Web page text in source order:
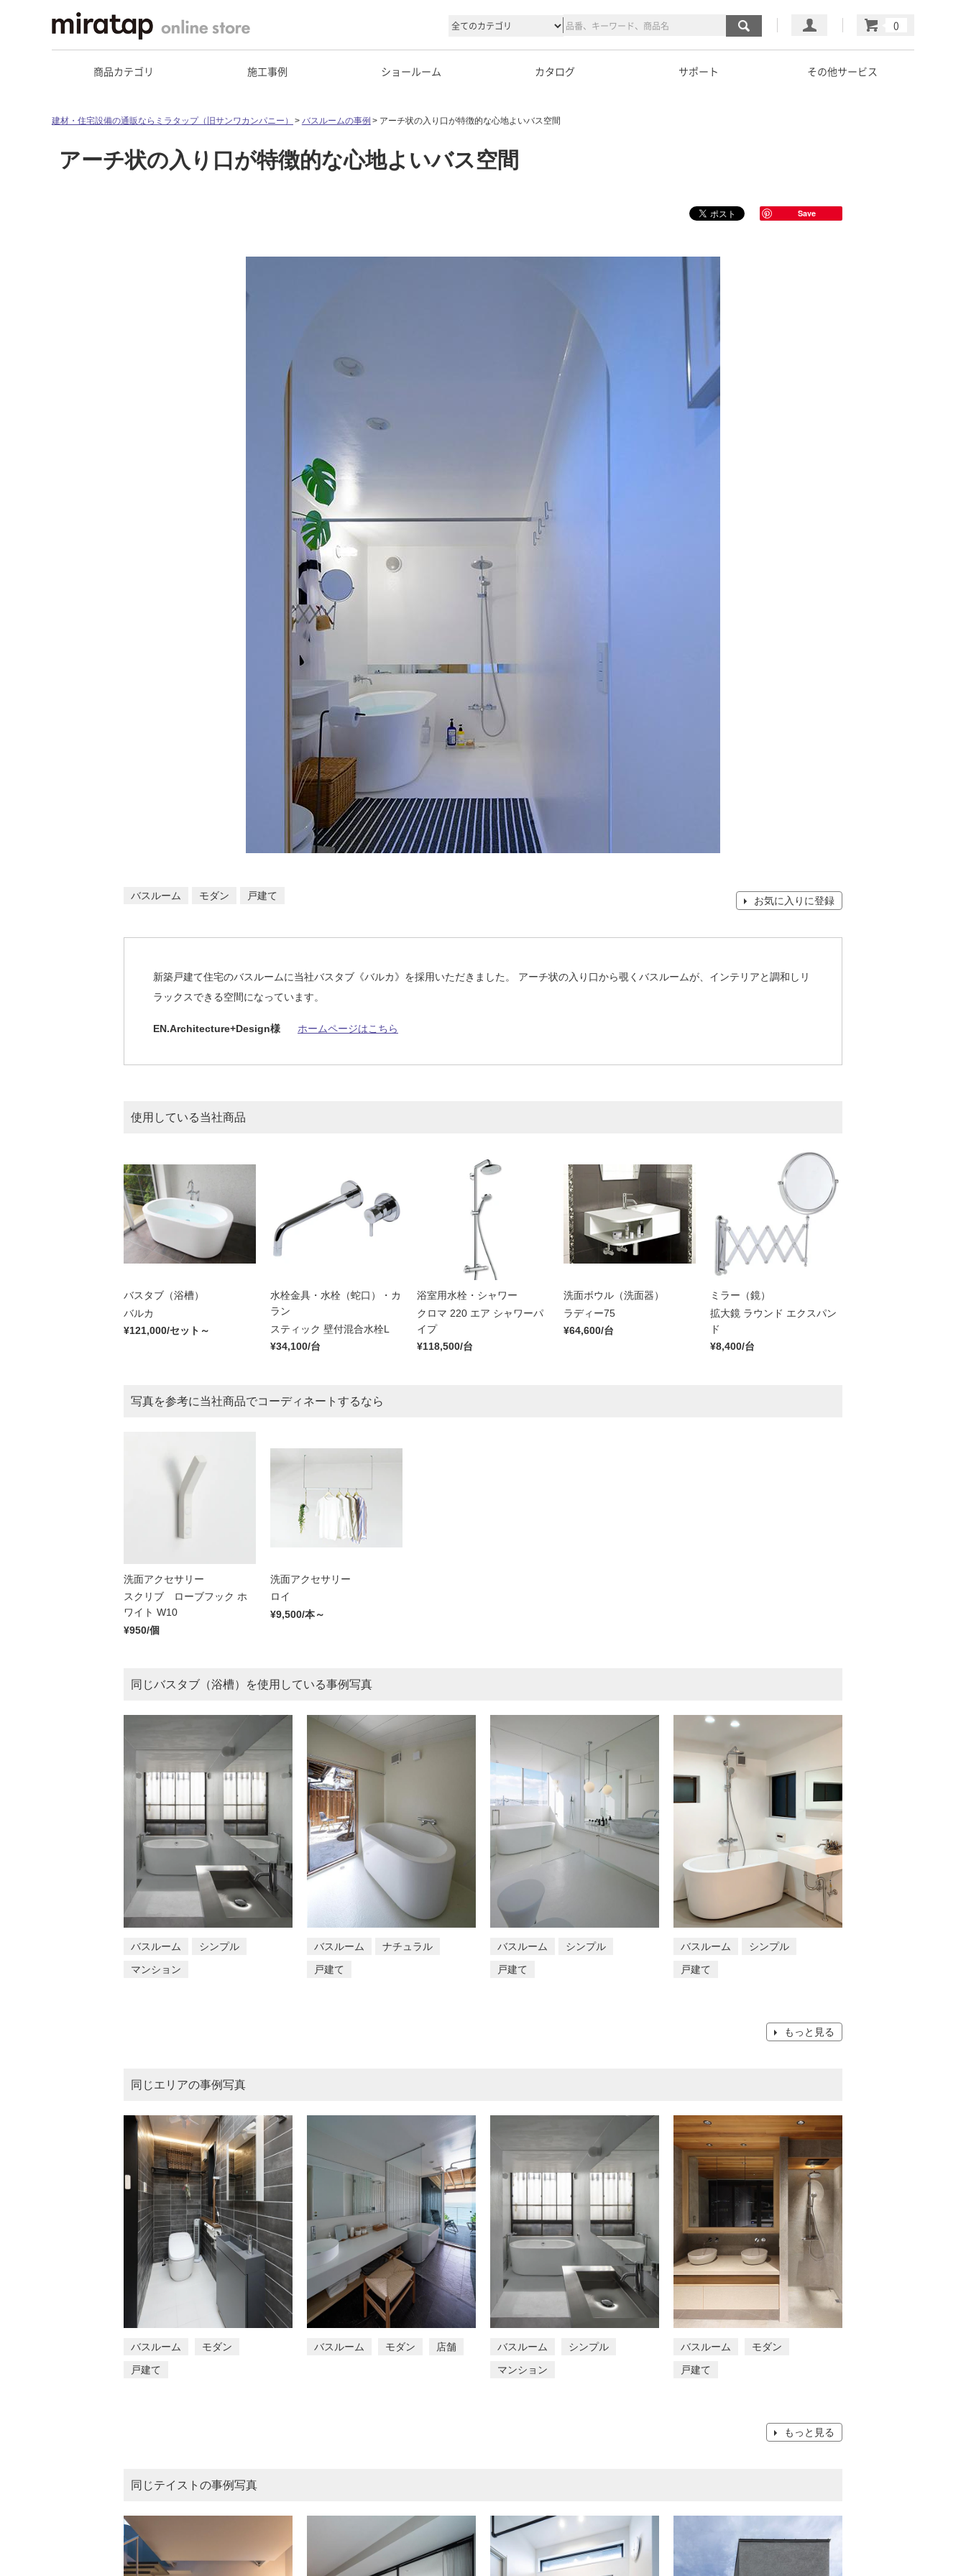
マイページ
カート
商品カテゴリ 施工事例 ショールーム カタログ サポート その他サービス
建材・住宅設備の通販ならミラタップ（旧サンワカンパニー） バスルームの事例 アーチ状の入り口が特徴的な心地よいバス空間
アーチ状の入り口が特徴的な心地よいバス空間
Save
バスルーム モダン 戸建て お気に入りに登録
新築戸建て住宅のバスルームに当社バスタブ《バルカ》を採用いただきました。 アーチ状の入り口から覗くバスルームが、インテリアと調和しリ
ラックスできる空間になっています。
EN.Architecture+Design様 ホームページはこちら
使用している当社商品
バスタブ（浴槽）
バルカ
¥121,000/セット～
水栓金具・水栓（蛇口）・カ
ラン
スティック 壁付混合水栓L
¥34,100/台
浴室用水栓・シャワー
クロマ 220 エア シャワーパ
イプ
¥118,500/台
洗面ボウル（洗面器）
ラディー75
¥64,600/台
ミラー（鏡）
拡大鏡 ラウンド エクスパン
ド
¥8,400/台
写真を参考に当社商品でコーディネートするなら
洗面アクセサリー
スクリブ ローブフック ホ
ワイト W10
¥950/個
洗面アクセサリー
ロイ
¥9,500/本～
同じバスタブ（浴槽） を使用している事例写真
バスルーム
シンプル
マンション
バスルーム
ナチュラル
戸建て
バスルーム
シンプル
戸建て
バスルーム
シンプル
戸建て
もっと見る
同じエリアの事例写真
バスルーム
モダン
戸建て
バスルーム モダン 店舗 バスルーム
シンプル
マンション
バスルーム
モダン
戸建て
もっと見る
同じテイストの事例写真